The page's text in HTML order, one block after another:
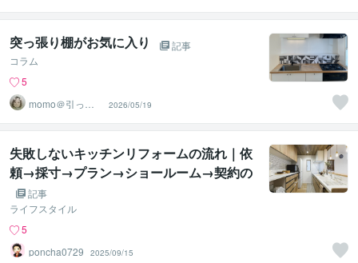
突っ張り棚がお気に入り
記事
コラム
5
momo＠引っ越
2026/05/19
失敗しないキッチンリフォームの流れ｜依
頼→採寸→プラン→ショールーム→契約の
段取り
記事
ライフスタイル
5
poncha0729
2025/09/15